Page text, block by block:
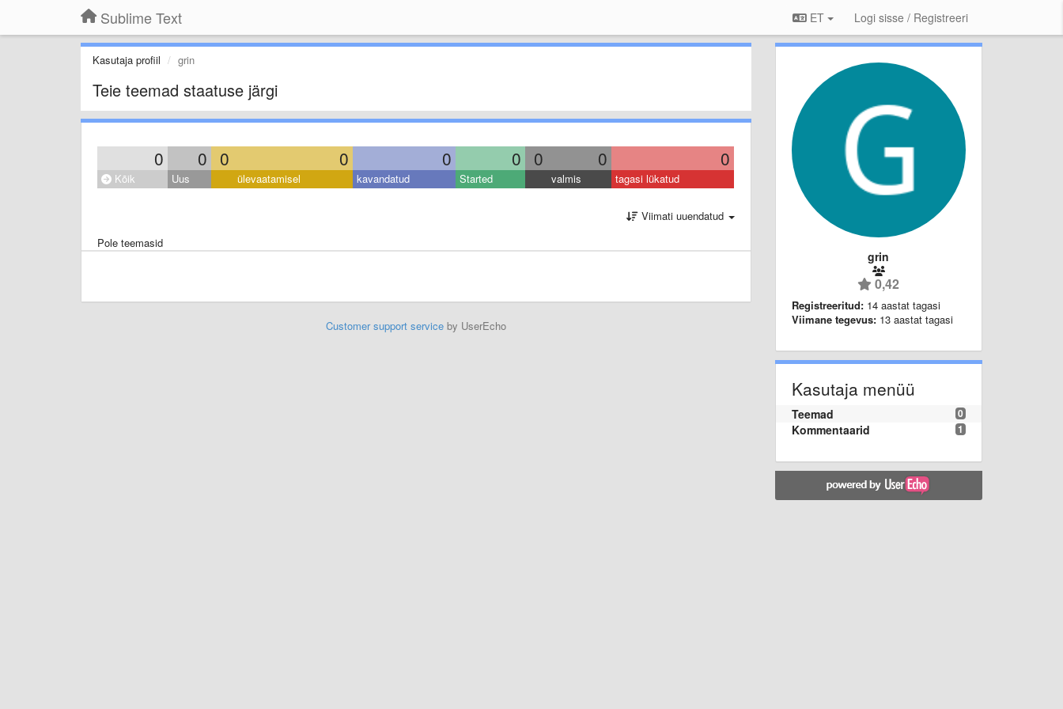
Sublime Text ET Logi sisse / Registreeri
Kasutaja profiil grin
Teie teemad staatuse järgi
0 0 0 0 0 0 0 0 0
Kõik Uus ülevaatamisel kavandatud Started valmis tagasi lükatud
Viimati uuendatud
Pole teemasid
Customer support serviceby UserEcho
grin
0,42
Registreeritud: 14 aastat tagasi
Viimane tegevus: 13 aastat tagasi
Kasutaja menüü
0
Teemad
1
Kommentaarid